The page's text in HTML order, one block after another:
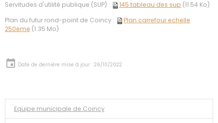
Servitudes d'utilité publique (SUP) :
145 tableau des sup (11.54 Ko)
Plan du futur rond-point de Coincy :
Plan carrefour echelle
250eme (1.35 Mo)
Date de dernière mise à jour : 26/10/2022
Equipe municipale de Coincy